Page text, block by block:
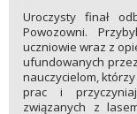
Uroczysty finał
Powozowni.
uczniowie wraz z
ufundowanych
nauczycielom,
prac i
związanych z